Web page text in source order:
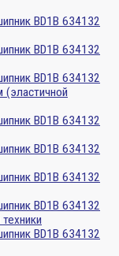
(эластичной